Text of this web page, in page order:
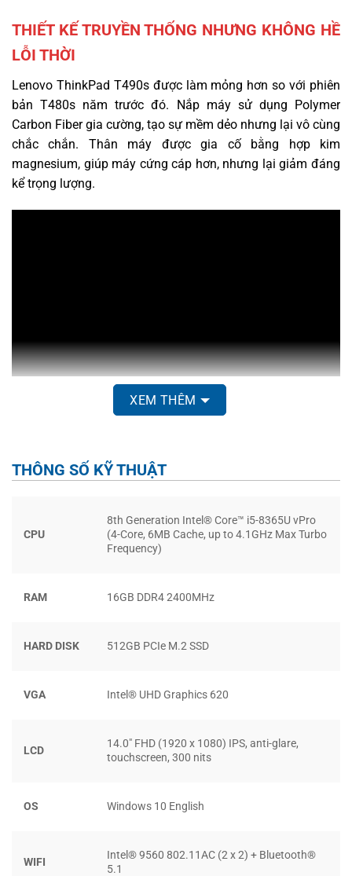
THIẾT KẾ TRUYỀN THỐNG NHƯNG KHÔNG HỀ
LỖI THỜI
Lenovo ThinkPad T490s được làm mỏng hơn so với phiên
bản T480s năm trước đó. Nắp máy sử dụng Polymer
Carbon Fiber gia cường, tạo sự mềm dẻo nhưng lại vô cùng
chắc chắn. Thân máy được gia cố bằng hợp kim
magnesium, giúp máy cứng cáp hơn, nhưng lại giảm đáng
kể trọng lượng.
không hề mỏng manh. Máy vẫn sử dụng kiểu bản lề 2 bên
XEM THÊM
THÔNG SỐ KỸ THUẬT
CPU
8th Generation Intel® Core™ i5-8365U vPro
(4-Core, 6MB Cache, up to 4.1GHz Max Turbo
Frequency)
RAM 16GB DDR4 2400MHz
HARD DISK 512GB PCIe M.2 SSD
VGA Intel® UHD Graphics 620
LCD
14.0″ FHD (1920 x 1080) IPS, anti-glare,
touchscreen, 300 nits
OS Windows 10 English
WIFI
Intel® 9560 802.11AC (2 x 2) + Bluetooth®
5.1